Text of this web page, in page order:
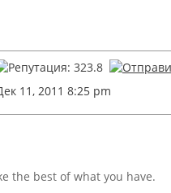
11, 2011 8:25 pm
the best of what you have.